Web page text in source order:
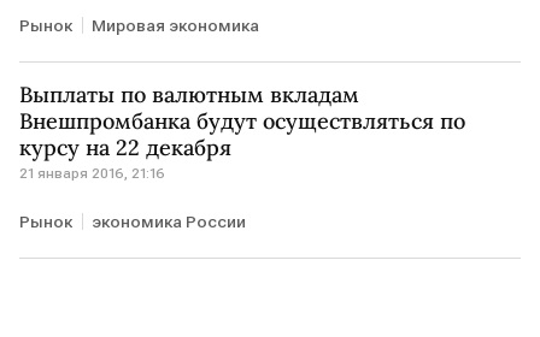
Рынок Мировая экономика
Выплаты по валютным вкладам
Внешпромбанка будут осуществляться по
курсу на 22 декабря
21 января 2016, 21:16
Рынок экономика России